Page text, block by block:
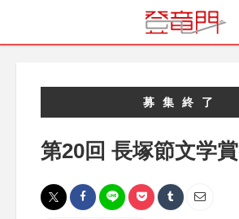
募集終了
第20回 長塚節文学賞